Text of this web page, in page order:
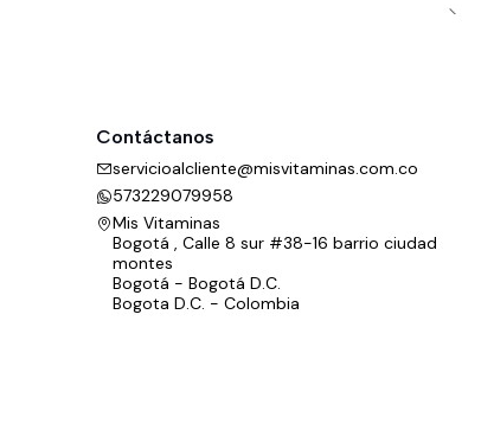
Contáctanos
servicioalcliente@misvitaminas.com.co
573229079958
Mis Vitaminas
Bogotá , Calle 8 sur #38-16 barrio ciudad
montes
Bogotá - Bogotá D.C.
Bogota D.C. - Colombia